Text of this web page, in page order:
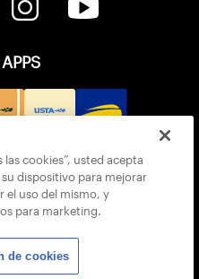
cookies”, usted acepta
dispositivo para mejorar
el uso del mismo, y
para marketing.
de cookies